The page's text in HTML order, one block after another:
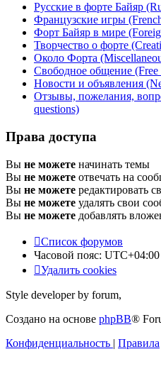
Русские в форте Байяр
Французские игры
Форт Байяр в мире
Творчество о форте
Около Форта
Свободное общение (Free
Новости и объявления
Отзывы, пожелания,
questions)
Права доступа
Вы не можете начинать темы
Вы не можете отвечать на
Вы не можете редактировать
Вы не можете удалять свои
Вы не можете добавлять
Список форумов
Часовой пояс: UTC+04:00
Удалить cookies
Style developer by forum,
Создано на основе phpBB®
Конфиденциальность | Правила